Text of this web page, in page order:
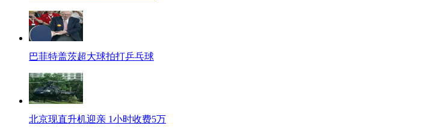
巴菲特盖茨超大球拍打乒乓球
北京现直升机迎亲 1小时收费5万